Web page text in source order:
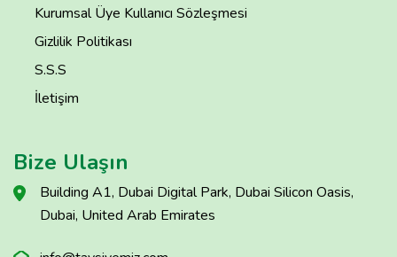
Kurumsal Üye Kullanıcı Sözleşmesi
Gizlilik Politikası
S.S.S
İletişim
Bize Ulaşın
Building A1, Dubai Digital Park, Dubai Silicon Oasis,
Dubai, United Arab Emirates